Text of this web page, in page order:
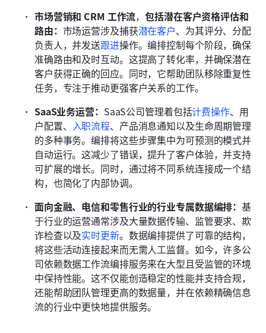
市场营销和 CRM 工作流，包括潜在客户资格评估和
路由： 市场运营涉及捕获潜在客户、为其评分、分配
负责人，并发送跟进操作。编排控制每个阶段，确保
准确路由和及时互动。这提高了转化率，并确保潜在
客户获得正确的回应。同时，它帮助团队移除重复性
任务，专注于推动更强客户关系的工作。
SaaS业务运营： SaaS公司管理着包括计费操作、用
户配置、 入职流程、产品消息通知以及生命周期管理
的多种事务。编排将这些步骤集中为可预测的模式并
自动运行。这减少了错误，提升了客户体验，并支持
可扩展的增长。同时，通过将不同系统连接成一个结
构，也简化了内部协调。
面向金融、电信和零售行业的行业专属数据编排：基
于行业的运营通常涉及大量数据传输、监管要求、欺
诈检查以及实时更新。数据编排提供了可靠的结构，
将这些活动连接起来而无需人工监督。如今，许多公
司依赖数据工作流编排服务来在大型且受监管的环境
中保持性能。这不仅能创造稳定的性能并支持合规，
还能帮助团队管理更高的数据量，并在依赖精确信息
流的行业中更快地提供服务。